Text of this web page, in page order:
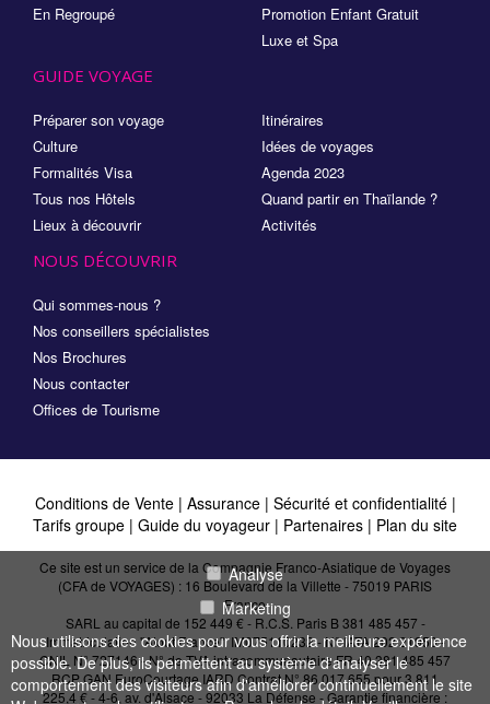
En Regroupé
Promotion Enfant Gratuit
Luxe et Spa
GUIDE VOYAGE
Préparer son voyage
Culture
Formalités Visa
Tous nos Hôtels
Lieux à découvrir
Itinéraires
Idées de voyages
Agenda 2023
Quand partir en Thaïlande ?
Activités
NOUS DÉCOUVRIR
Qui sommes-nous ?
Nos conseillers spécialistes
Nos Brochures
Nous contacter
Offices de Tourisme
Conditions de Vente| Assurance | Sécurité et confidentialité|
Tarifs groupe | Guide du voyageur | Partenaires | Plan du site
Ce site est un service de la Compagnie Franco-Asiatique de Voyages
(CFA de VOYAGES) : 16 Boulevard de la Villette - 75019 PARIS
France
SARL au capital de 152 449 € - R.C.S. Paris B 381 485 457 -
Immatriculation "Atout France": IM075110232 - N° IATA 202 21950 -
CNIL N° 727146 - N° de TVA intracommunautaire FR 40 381 485 457
RCP GAN EuroCourtage IARD Contrat N° 86.017.655 pour 3 811
225,4 € - 4-6, av. d'Alsace - 92033 La Défense - Garantie financière :
Analyse
Marketing
Nous utilisons des cookies pour vous offrir la meilleure expérience
possible. De plus, ils permettent au système d'analyser le
comportement des visiteurs afin d'améliorer continuellement le site